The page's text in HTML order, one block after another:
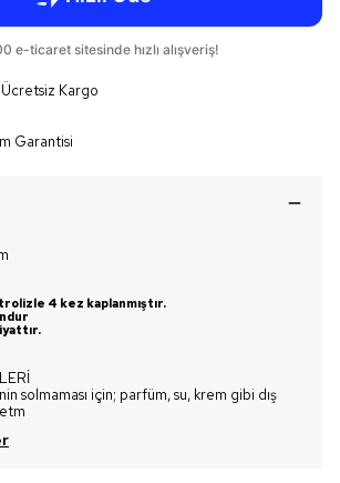
Kargo
Garantisi
4 kez kaplanmıştır.
solmaması için; parfüm, su, krem gibi dış